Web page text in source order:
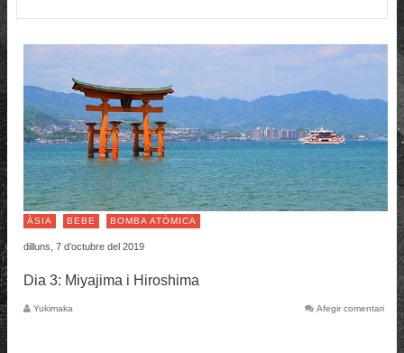
ÀSIA BEBE BOMBA ATÒMICA
dilluns, 7 d’octubre del 2019
Dia 3: Miyajima i Hiroshima
Yukimaka Afegir comentari